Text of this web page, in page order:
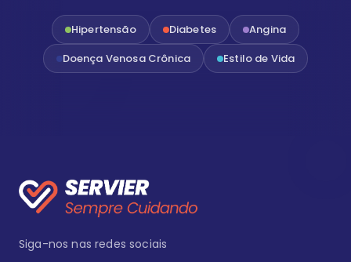
Hipertensão Diabetes
Angina
Doença Venosa Crônica
Estilo de Vida
Siga-nos nas redes sociais